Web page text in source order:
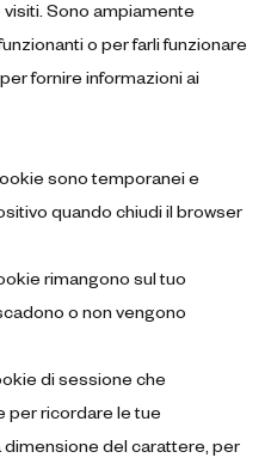
Sono ampiamente
o per farli funzionare
fornire informazioni ai
sono temporanei e
quando chiudi il browser
rimangono sul tuo
o non vengono
di sessione che
per ricordare le tue
dimensione del carattere, per